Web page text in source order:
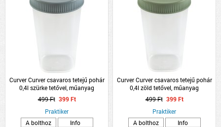
Curver Curver csavaros tetejű pohár
0,4l szürke tetővel, műanyag
499 Ft 399 Ft
Praktiker
A bolthoz
Info
Curver Curver csavaros tetejű pohár
0,4l zöld tetővel, műanyag
499 Ft 399 Ft
Praktiker
A bolthoz
Info